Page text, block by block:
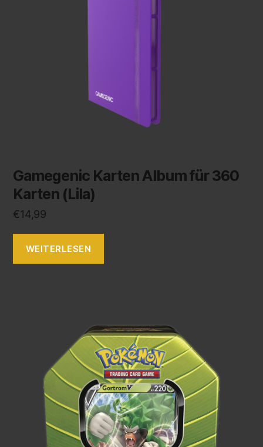
Gamegenic Karten Album für 360
Karten (Lila)
€14,99
WEITERLESEN